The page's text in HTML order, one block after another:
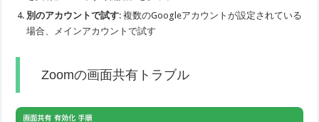
別のアカウントで試す: 複数のGoogleアカウントが設定されている
場合、メインアカウントで試す
Zoomの画面共有トラブル